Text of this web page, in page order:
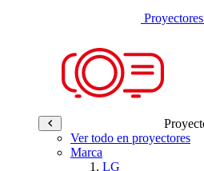
Proyectores
Ver todo en proyectores
Marca
LG